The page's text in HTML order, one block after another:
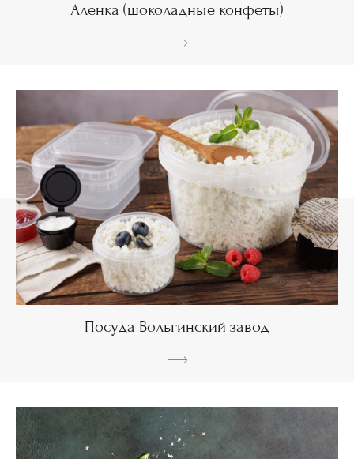
Аленка (шоколадные конфеты)
Посуда Вольгинский завод